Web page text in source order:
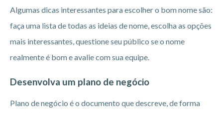
Algumas dicas interessantes para escolher o bom nome são:
faça uma lista de todas as ideias de nome, escolha as opções
mais interessantes, questione seu público se o nome
realmente é bom e avalie com sua equipe.
Desenvolva um plano de negócio
Plano de negócio é o documento que descreve, de forma